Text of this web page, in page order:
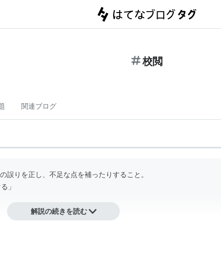
校閲
関連ブログ
誤りを正し、不足な点を補ったりすること。
」
解説の続きを読む